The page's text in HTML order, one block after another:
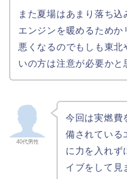
また夏場はあまり落ち込
エンジンを暖めるためか
悪くなるのでもしも東北
いの方は注意が必要かと
40代男性
今回は実燃費
備されている
に力を入れず
イブをして見